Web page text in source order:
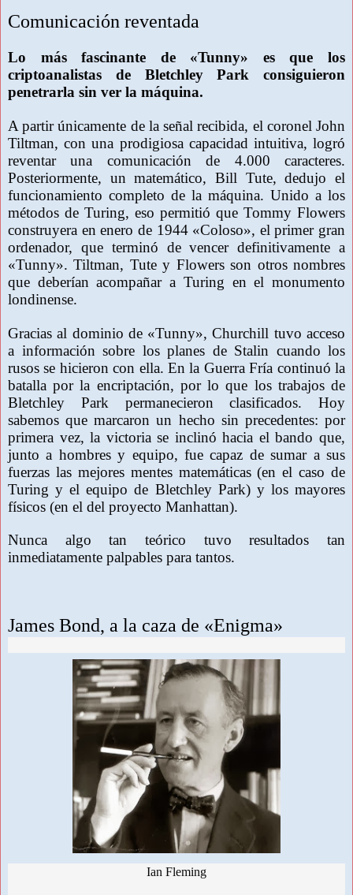
Comunicación reventada
Lo más fascinante de «Tunny» es que los
criptoanalistas de Bletchley Park consiguieron
penetrarla sin ver la máquina.
A partir únicamente de la señal recibida, el coronel John
Tiltman, con una prodigiosa capacidad intuitiva, logró
reventar una comunicación de 4.000 caracteres.
Posteriormente, un matemático, Bill Tute, dedujo el
funcionamiento completo de la máquina. Unido a los
métodos de Turing, eso permitió que Tommy Flowers
construyera en enero de 1944 «Coloso», el primer gran
ordenador, que terminó de vencer definitivamente a
«Tunny». Tiltman, Tute y Flowers son otros nombres
que deberían acompañar a Turing en el monumento
londinense.
Gracias al dominio de «Tunny», Churchill tuvo acceso
a información sobre los planes de Stalin cuando los
rusos se hicieron con ella. En la Guerra Fría continuó la
batalla por la encriptación, por lo que los trabajos de
Bletchley Park permanecieron clasificados. Hoy
sabemos que marcaron un hecho sin precedentes: por
primera vez, la victoria se inclinó hacia el bando que,
junto a hombres y equipo, fue capaz de sumar a sus
fuerzas las mejores mentes matemáticas (en el caso de
Turing y el equipo de Bletchley Park) y los mayores
físicos (en el del proyecto Manhattan).
Nunca algo tan teórico tuvo resultados tan
inmediatamente palpables para tantos.
James Bond, a la caza de «Enigma»
Ian Fleming